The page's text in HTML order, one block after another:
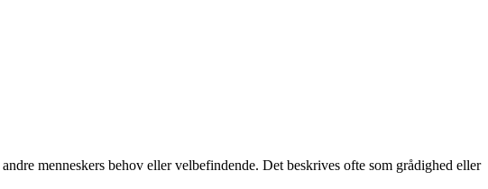
menneskers behov eller velbefindende. Det beskrives ofte som grådighed eller